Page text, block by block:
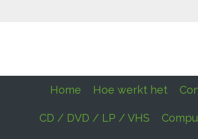
Home Hoe werkt het
CD / DVD / LP / VHS